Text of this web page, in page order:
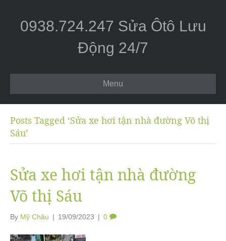
0938.724.247 Sửa Ôtô Lưu
Động 24/7
Menu
Posts Tagged ‘Sửa xe hơi tận nhà đường Võ thị
Sáu’
Sửa xe hơi tận nhà đường
Võ thị Sáu
By Mỹ Châu | 19/09/2023 | 0